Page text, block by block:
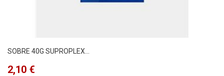
SOBRE 40G SUPROPLEX...
Precio
2,10 €